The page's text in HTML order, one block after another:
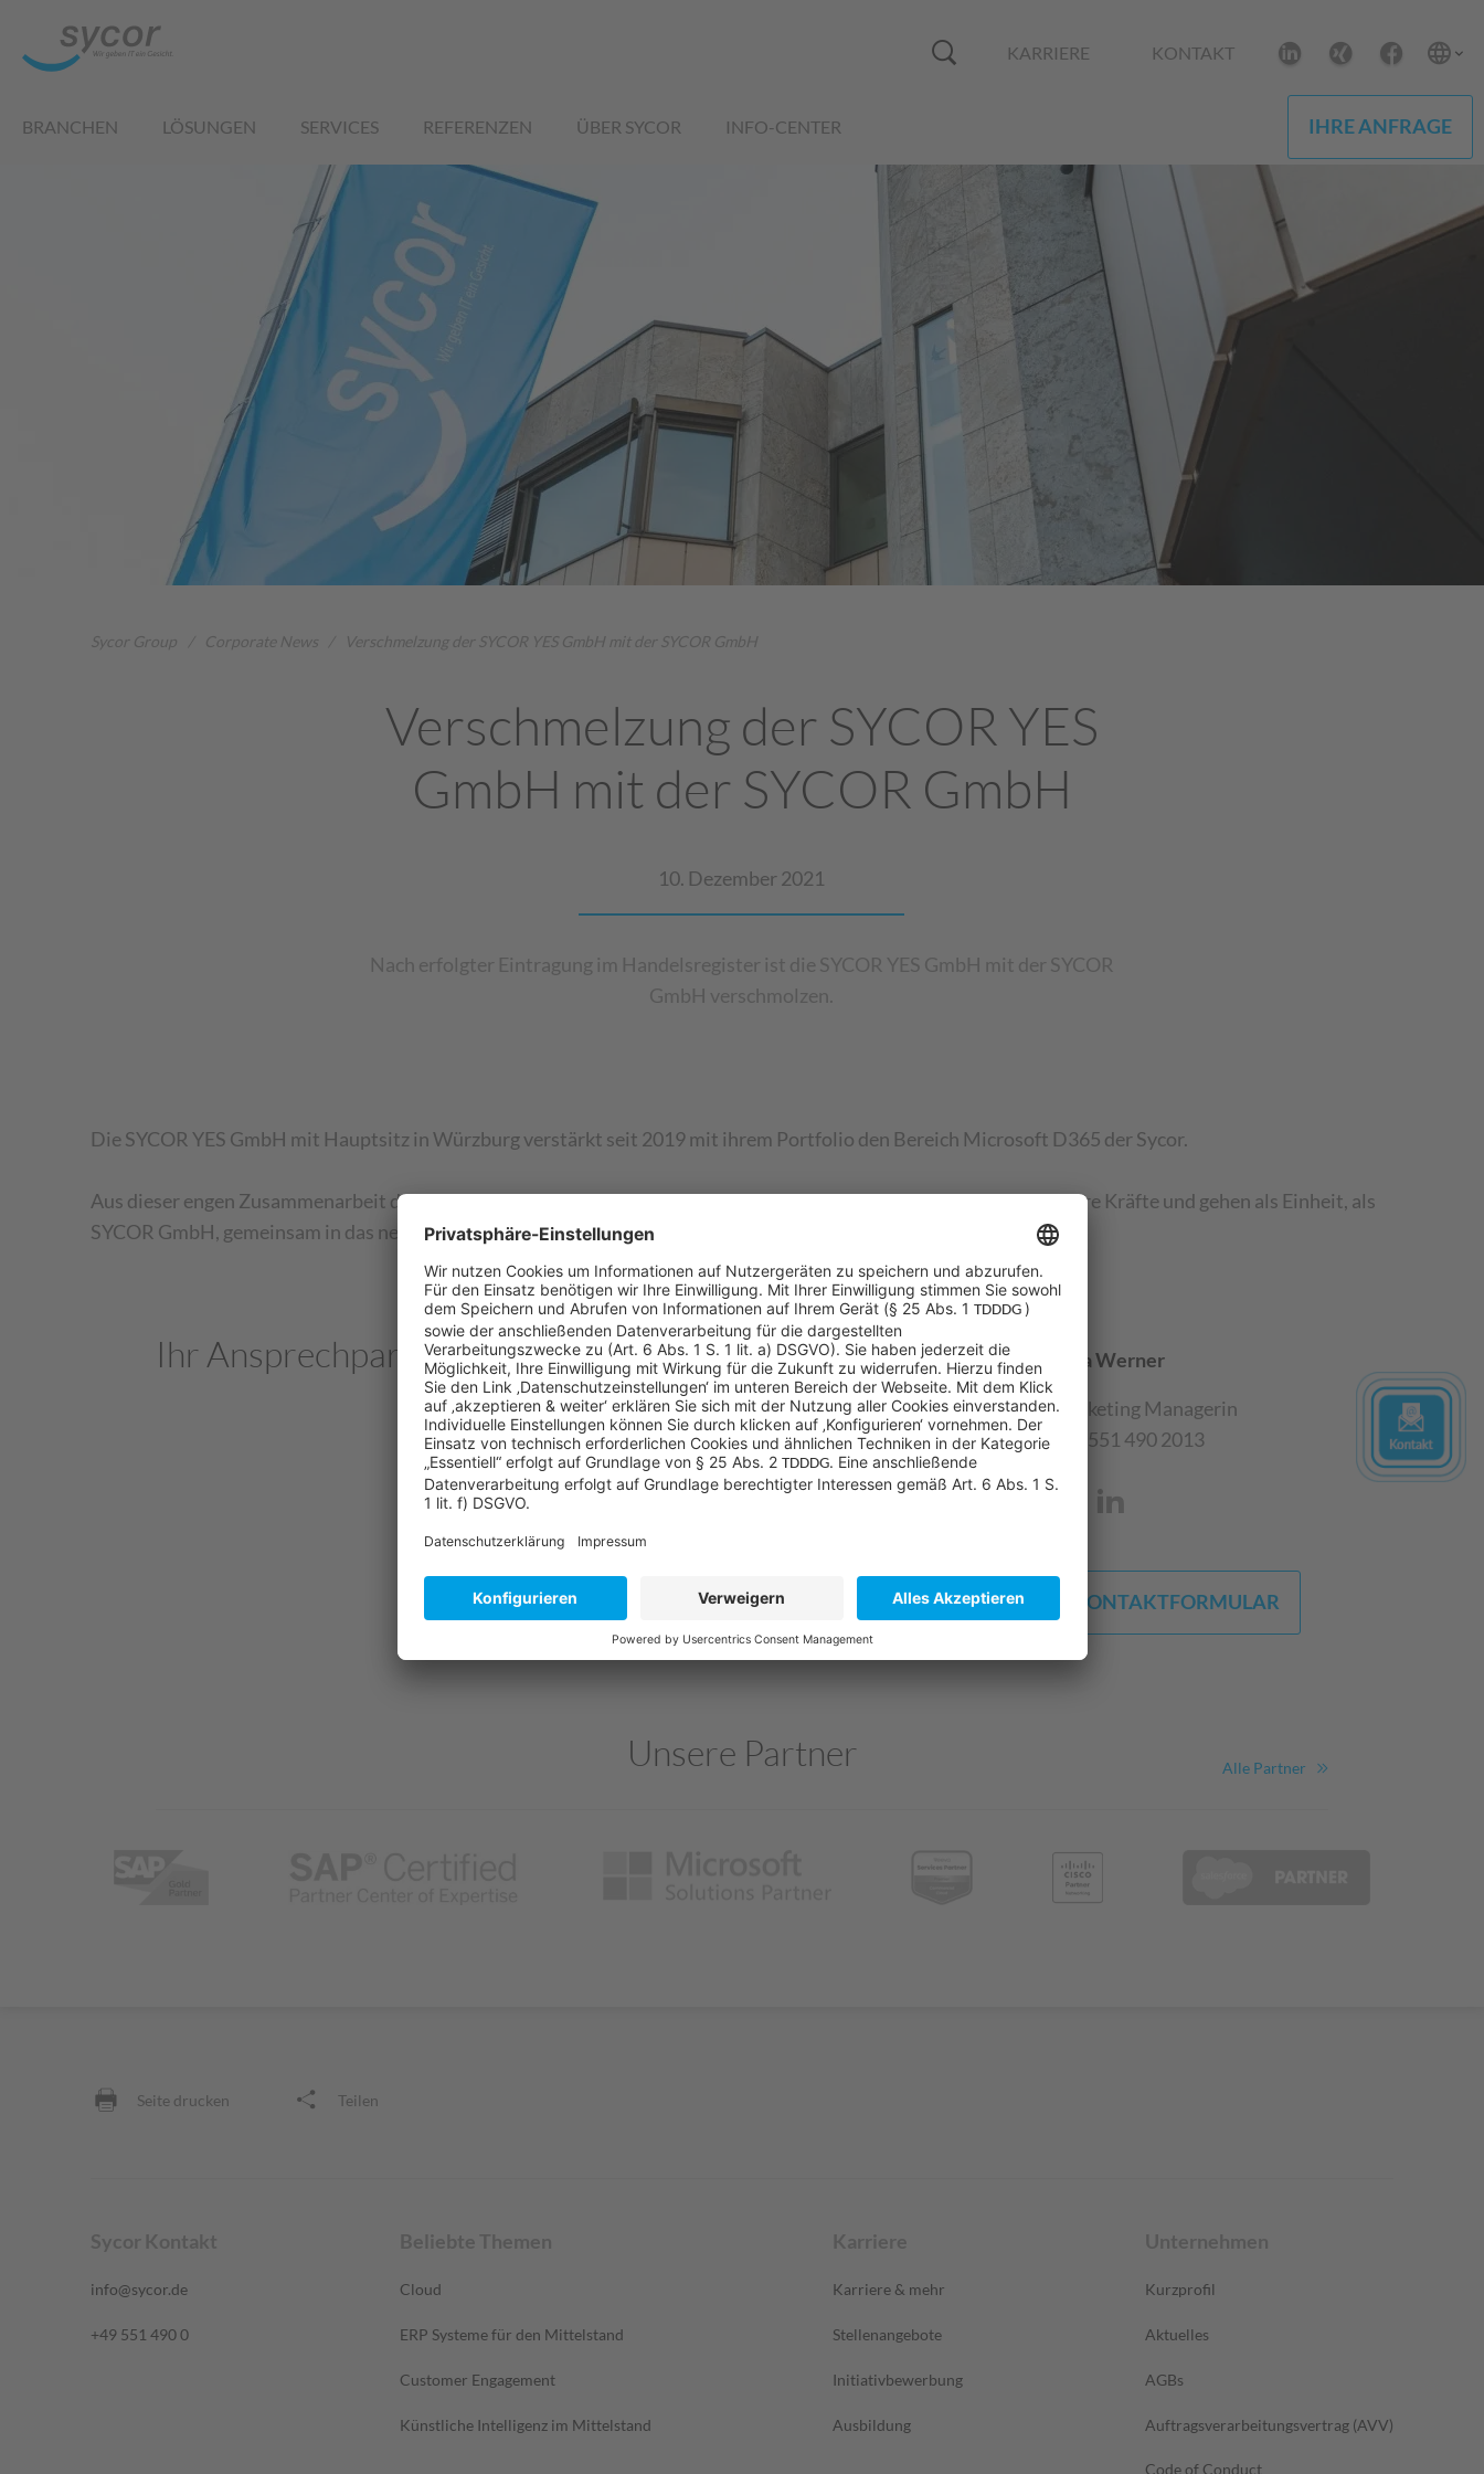
KARRIERE KONTAKT
BRANCHEN LÖSUNGEN SERVICES REFERENZEN ÜBER SYCOR INFO-CENTER IHRE ANFRAGE
Sycor Group Corporate News Verschmelzung der SYCOR YES GmbH mit der SYCOR GmbH
Verschmelzung der SYCOR YES
GmbH mit der SYCOR GmbH
10. Dezember 2021
Nach erfolgter Eintragung im Handelsregister ist die SYCOR YES GmbH mit der SYCOR
GmbH verschmolzen.
Die SYCOR YES GmbH mit Hauptsitz in Würzburg verstärkt seit 2019 mit ihrem Portfolio den Bereich Microsoft D365 der Sycor.
Aus dieser engen Zusammenarbeit der verschiedenen Teams wird nun der letzte Schritt abgeleitet: Wir bündeln unsere Kräfte und gehen als Einheit, als
SYCOR GmbH, gemeinsam in das neue Jahr.
Ihr Ansprechpartner
Anja Werner
Marketing Managerin
+49 551 490 2013
KONTAKTFORMULAR
Unsere Partner Alle Partner
Seite drucken Teilen
Sycor Kontakt
info@sycor.de
+49 551 490 0
Beliebte Themen
Cloud
ERP Systeme für den Mittelstand
Customer Engagement
Künstliche Intelligenz im Mittelstand
Karriere
Karriere & mehr
Stellenangebote
Initiativbewerbung
Ausbildung
Unternehmen
Kurzprofil
Aktuelles
AGBs
Auftragsverarbeitungsvertrag (AVV)
Code of Conduct